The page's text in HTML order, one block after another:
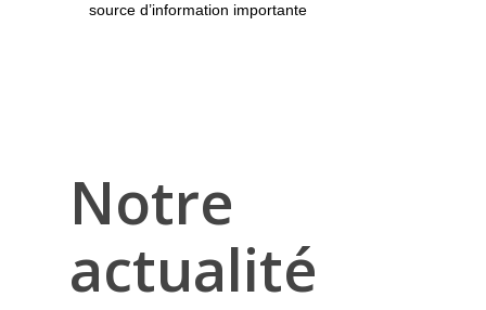
source d’information importante
Notre
actualité